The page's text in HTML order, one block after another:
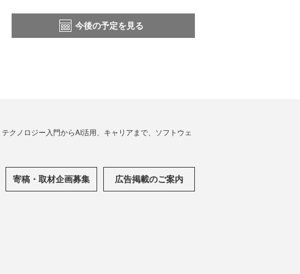
今後の予定を見る
クノロジー入門からAI活用、キャリアまで、ソフトウェ
寄稿・取材企画募集 広告掲載のご案内